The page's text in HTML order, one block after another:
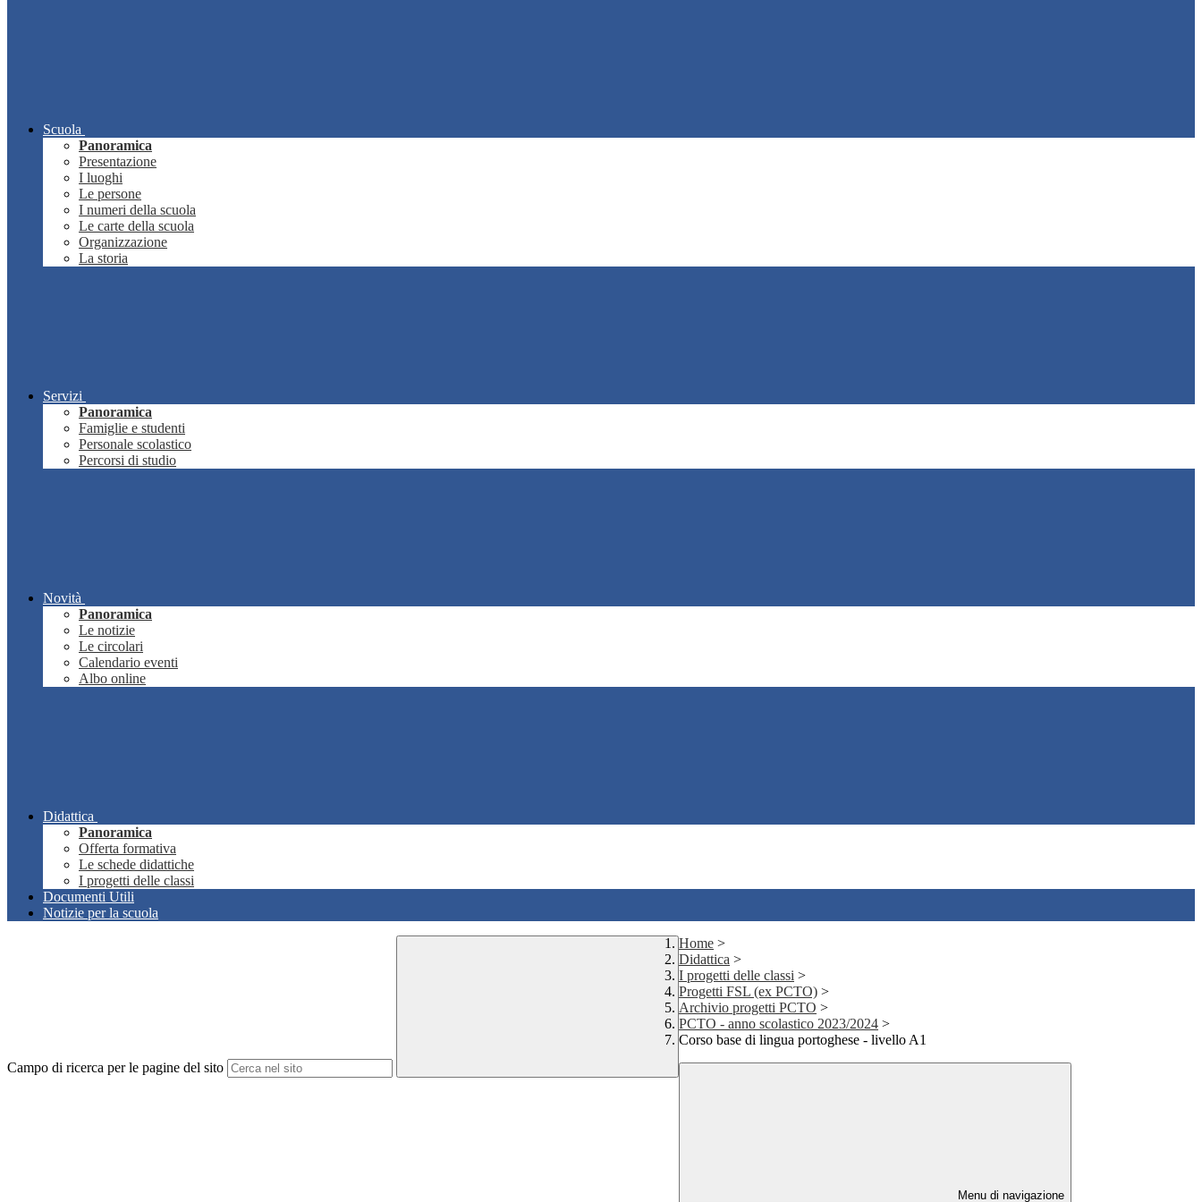
Scuola
Panoramica
Presentazione
I luoghi
Le persone
I numeri della scuola
Le carte della scuola
Organizzazione
La storia
Servizi
Panoramica
Famiglie e studenti
Personale scolastico
Percorsi di studio
Novità
Panoramica
Le notizie
Le circolari
Calendario eventi
Albo online
Didattica
Panoramica
Offerta formativa
Le schede didattiche
I progetti delle classi
Documenti Utili
Notizie per la scuola
Campo di ricerca per le pagine del sito
Home >
Didattica >
I progetti delle classi >
Progetti FSL (ex PCTO) >
Archivio progetti PCTO >
PCTO - anno scolastico 2023/2024 >
Corso base di lingua portoghese - livello A1
Menu di navigazione